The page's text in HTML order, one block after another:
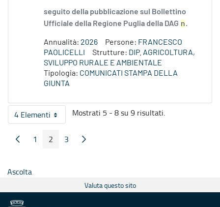
seguito della pubblicazione sul Bollettino
Ufficiale della Regione Puglia della DAG n.
Annualità: 2026 Persone: FRANCESCO
PAOLICELLI
Strutture: DIP. AGRICOLTURA,
SVILUPPO RURALE E AMBIENTALE
Tipologia: COMUNICATI STAMPA DELLA
GIUNTA
4 ElementiPer pagina
Mostrati 5 - 8 su 9 risultati.
Pagina Precedente
Pagina
1 Pagina
2 Pagina
3 Pagina Seguente
Ascolta
Valuta questo sito